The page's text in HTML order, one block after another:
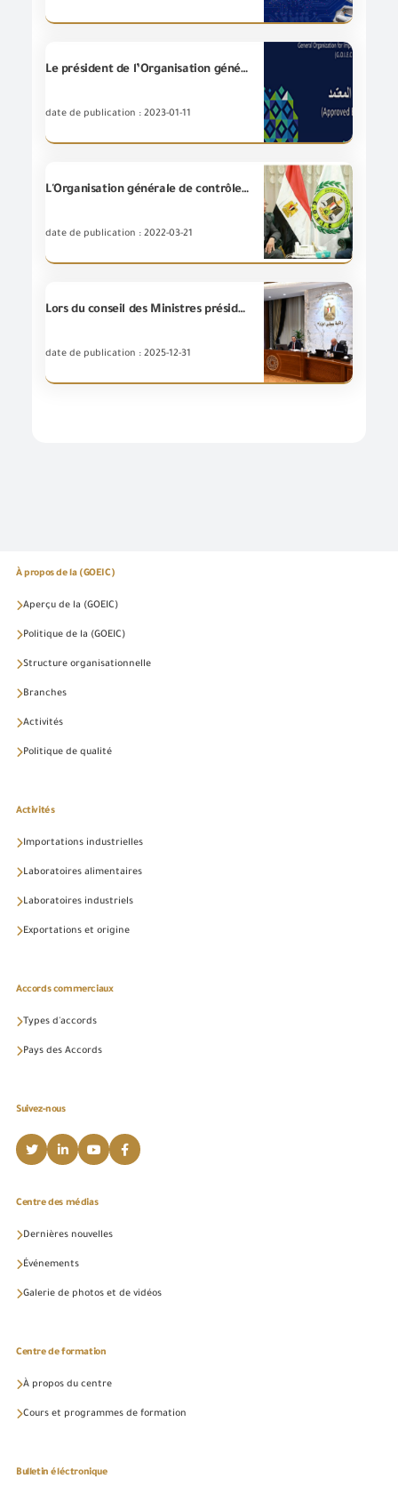
Le président de l’Organisation générale de contrôle des exportations et des importations approuve l'enregistrement des deux premières sociétés dans le système source agréé dans le cadre des accords euro-méditerranéens de l'Organisation.
date de publication : 2023-01-11
L'Organisation générale de contrôle des exportations et des importations tient une réunion avec l'Attaché commercial à l'Ambassade des Pays-Bas - Le Caire
date de publication : 2022-03-21
Lors du conseil des Ministres présidé par Dr/Mostafa Madbouly: Le Ministre de l'Investissement et du Commerce Extérieur déclare que les dix premiers mois de lannee 2025 enregistrent la plus forte baisse du déficit de la balance commerciale et la plus forte augmentation des exportations non pétrolières en 10 ans
date de publication : 2025-12-31
À propos de la (GOEIC)
Aperçu de la (GOEIC)
Politique de la (GOEIC)
Structure organisationnelle
Branches
Activités
Politique de qualité
Activités
Importations industrielles
Laboratoires alimentaires
Laboratoires industriels
Exportations et origine
Accords commerciaux
Types d'accords
Pays des Accords
Suivez-nous
Centre des médias
Dernières nouvelles
Événements
Galerie de photos et de vidéos
Centre de formation
À propos du centre
Cours et programmes de formation
Bulletin éléctronique